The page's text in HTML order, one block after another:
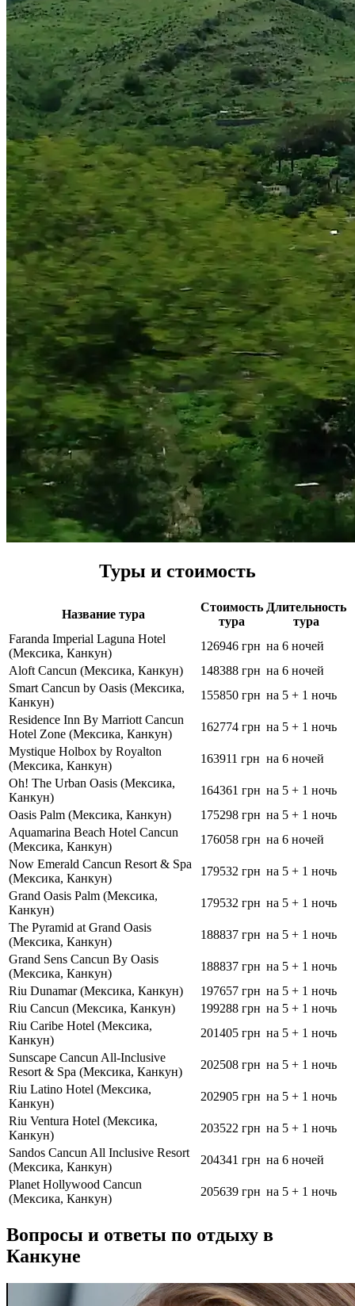
Туры и стоимость
Название тура
Стоимость
тура
Длительность
тура
Faranda Imperial Laguna Hotel
(Мексика, Канкун)
126946 грн на 6 ночей
Aloft Cancun (Мексика, Канкун)
148388 грн на 6 ночей
Smart Cancun by Oasis (Мексика,
Канкун)
155850 грн на 5 + 1 ночь
Residence Inn By Marriott Cancun
Hotel Zone (Мексика, Канкун)
162774 грн на 5 + 1 ночь
Mystique Holbox by Royalton
(Мексика, Канкун)
163911 грн на 6 ночей
Oh! The Urban Oasis (Мексика,
Канкун)
164361 грн на 5 + 1 ночь
Oasis Palm (Мексика, Канкун)
175298 грн на 5 + 1 ночь
Aquamarina Beach Hotel Cancun
(Мексика, Канкун)
176058 грн на 6 ночей
Now Emerald Cancun Resort & Spa
(Мексика, Канкун)
179532 грн на 5 + 1 ночь
Grand Oasis Palm (Мексика,
Канкун)
179532 грн на 5 + 1 ночь
The Pyramid at Grand Oasis
(Мексика, Канкун)
188837 грн на 5 + 1 ночь
Grand Sens Cancun By Oasis
(Мексика, Канкун)
188837 грн на 5 + 1 ночь
Riu Dunamar (Мексика, Канкун)
197657 грн на 5 + 1 ночь
Riu Cancun (Мексика, Канкун)
199288 грн на 5 + 1 ночь
Riu Caribe Hotel (Мексика,
Канкун)
201405 грн на 5 + 1 ночь
Sunscape Cancun All-Inclusive
Resort & Spa (Мексика, Канкун)
202508 грн на 5 + 1 ночь
Riu Latino Hotel (Мексика,
Канкун)
202905 грн на 5 + 1 ночь
Riu Ventura Hotel (Мексика,
Канкун)
203522 грн на 5 + 1 ночь
Sandos Cancun All Inclusive Resort
(Мексика, Канкун)
204341 грн на 6 ночей
Planet Hollywood Cancun
(Мексика, Канкун)
205639 грн на 5 + 1 ночь
Вопросы и ответы по отдыху в
Канкуне